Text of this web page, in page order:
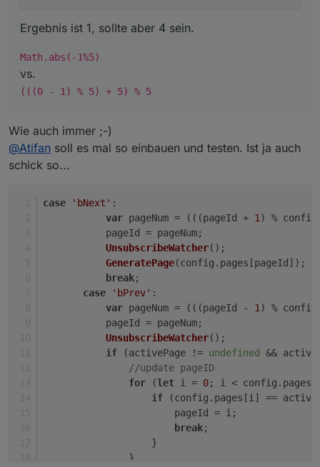
Ergebnis ist 1, sollte aber 4 sein.
Math.abs(-1%5)
vs.
(((0 - 1) % 5) + 5) % 5
Wie auch immer ;-)
@Atifan soll es mal so einbauen und testen. Ist ja auch
schick so...
case 'bNext' :
var pageNum = (((pageId + 1 ) %
           pageId = pageNum;
UnsubscribeWatcher();
GeneratePage(config. pages [pageId]);
break;
case
'bPrev' :
var pageNum = (((pageId - 1 ) %
           pageId = pageNum;
UnsubscribeWatcher();
if (activePage != undefined
&&
//update pageID
for (let i = 0; i < config. pages
if (config. pages [i] ==
                       pageId = i;
break;
                   }
               }